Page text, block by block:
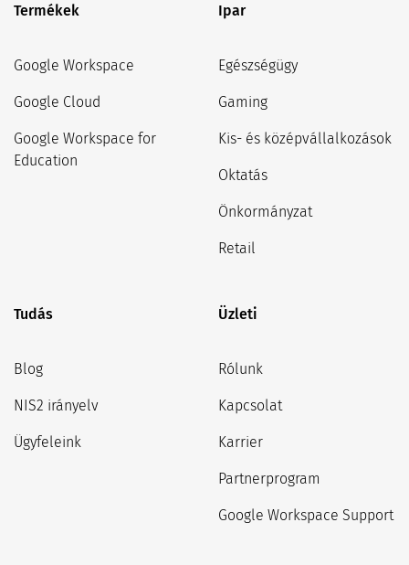
Termékek
Google Workspace
Google Cloud
Google Workspace for
Education
Ipar
Egészségügy
Gaming
Kis- és középvállalkozások
Oktatás
Önkormányzat
Retail
Tudás
Blog
NIS2 irányelv
Ügyfeleink
Üzleti
Rólunk
Kapcsolat
Karrier
Partnerprogram
Google Workspace Support